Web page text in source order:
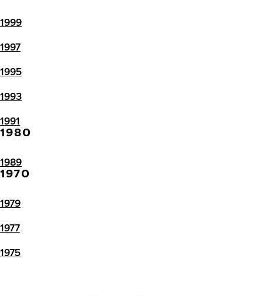
1999
1997
1995
1993
1991
1980
1989
1970
1979
1977
1975